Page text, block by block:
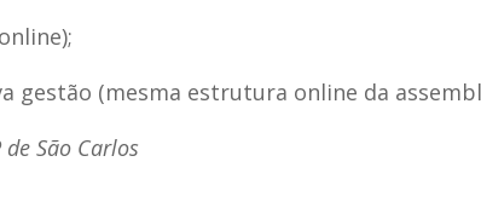
gestão (mesma estrutura online da
São Carlos